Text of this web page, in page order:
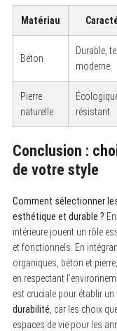
Matériau
Béton
Durable,
moderne
Pierre
naturelle
résistant
Conclusion :
de votre style
Comment sélectionner
esthétique et durable ?
intérieure jouent un rôle
et fonctionnels. En
organiques, béton et
en respectant
est cruciale pour établir un
durabilité , car les choix
espaces de vie pour les